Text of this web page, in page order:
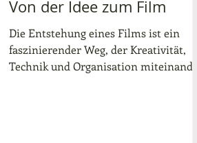
Von der Idee zum Film
Die Entstehung eines Films ist ein
faszinierender Weg, der Kreativität,
Technik und Organisation miteinander